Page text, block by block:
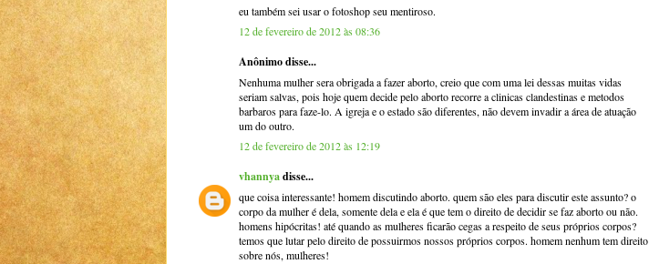
eu também sei usar o fotoshop seu mentiroso.
12 de fevereiro de 2012 às 08:36
Anônimo disse...
Nenhuma mulher sera obrigada a fazer aborto, creio que com uma lei dessas muitas vidas
seriam salvas, pois hoje quem decide pelo aborto recorre a clinicas clandestinas e metodos
barbaros para faze-lo. A igreja e o estado são diferentes, não devem invadir a área de atuação
um do outro.
12 de fevereiro de 2012 às 12:19
vhannyadisse...
que coisa interessante! homem discutindo aborto. quem são eles para discutir este assunto? o
corpo da mulher é dela, somente dela e ela é que tem o direito de decidir se faz aborto ou não.
homens hipócritas! até quando as mulheres ficarão cegas a respeito de seus próprios corpos?
temos que lutar pelo direito de possuirmos nossos próprios corpos. homem nenhum tem direito
sobre nós, mulheres!